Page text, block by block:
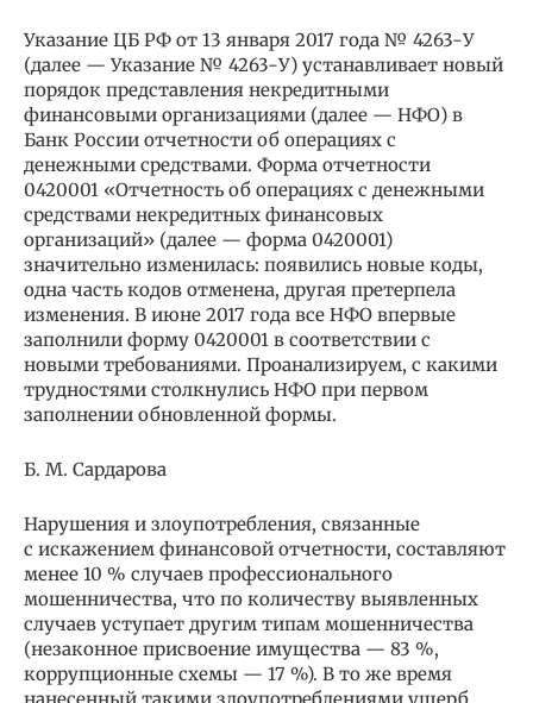
Указание ЦБ РФ от 13 января 2017 года № 4263-У
(далее — Указание № 4263-У) устанавливает новый
порядок представления некредитными
финансовыми организациями (далее — НФО) в
Банк России отчетности об операциях с
денежными средствами. Форма отчетности
0420001 «Отчетность об операциях с денежными
средствами некредитных финансовых
организаций» (далее — форма 0420001)
значительно изменилась: появились новые коды,
одна часть кодов отменена, другая претерпела
изменения. В июне 2017 года все НФО впервые
заполнили форму 0420001 в соответствии с
новыми требованиями. Проанализируем, с какими
трудностями столкнулись НФО при первом
заполнении обновленной формы.
Б. М. Сардарова
Нарушения и злоупотребления, связанные
с искажением финансовой отчетности, составляют
менее 10 % случаев профессионального
мошенничества, что по количеству выявленных
случаев уступает другим типам мошенничества
(незаконное присвоение имущества — 83 %,
коррупционные схемы — 17 %). В то же время